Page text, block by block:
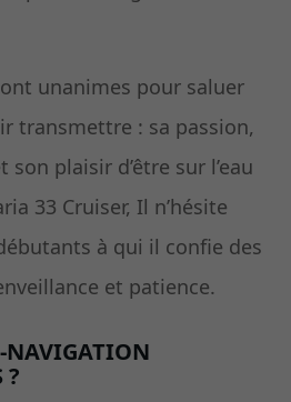
unanimes pour saluer
transmettre : sa passion,
son plaisir d’être sur l’eau
33 Cruiser, Il n’hésite
à qui il confie des
et patience.
NAVIGATION
?